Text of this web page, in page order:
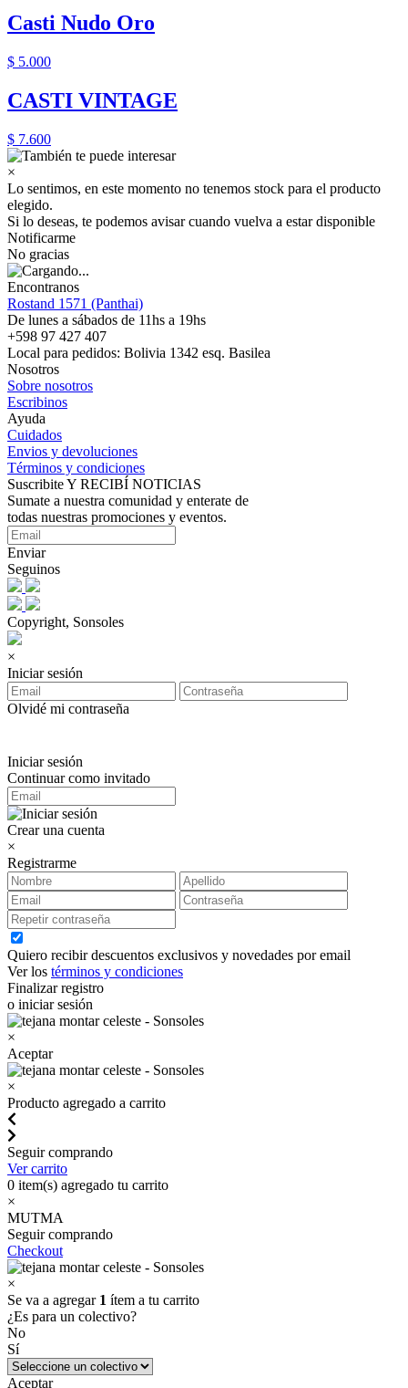
Casti Nudo Oro
$ 5.000
CASTI VINTAGE
$ 7.600
×
Lo sentimos, en este momento no tenemos stock para el producto
elegido.
Si lo deseas, te podemos avisar cuando vuelva a estar disponible
Notificarme
No gracias
Encontranos
Rostand 1571 (Panthai)
De lunes a sábados de 11hs a 19hs
+598 97 427 407
Local para pedidos: Bolivia 1342 esq. Basilea
Nosotros
Sobre nosotros
Escribinos
Ayuda
Cuidados
Envios y devoluciones
Términos y condiciones
Suscribite Y RECIBÍ NOTICIAS
Sumate a nuestra comunidad y enterate de
todas nuestras promociones y eventos.
Enviar
Seguinos
Copyright, Sonsoles
×
Iniciar sesión
Olvidé mi contraseña
Iniciar sesión
Continuar como invitado
Crear una cuenta
×
Registrarme
Quiero recibir descuentos exclusivos y novedades por email
Ver los términos y condiciones
Finalizar registro
o iniciar sesión
×
Aceptar
×
Producto agregado a carrito
Seguir comprando
Ver carrito
0 item(s) agregado tu carrito
×
MUTMA
Seguir comprando
Checkout
×
Se va a agregar 1 ítem a tu carrito
¿Es para un colectivo?
No
Sí
Aceptar